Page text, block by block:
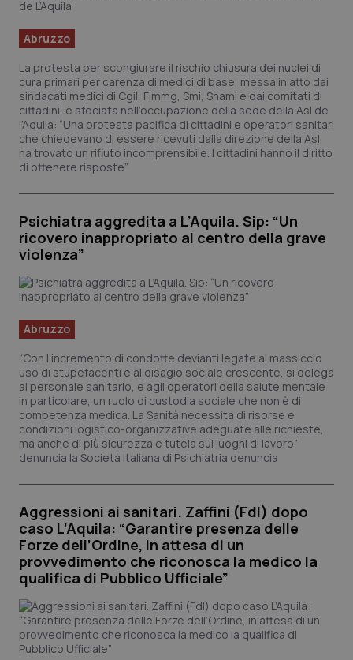
Abruzzo
La protesta per scongiurare il rischio chiusura dei nuclei di
cura primari per carenza di medici di base, messa in atto dai
sindacati medici di Cgil, Fimmg, Smi, Snami e dai comitati di
cittadini, è sfociata nell’occupazione della sede della Asl de
l’Aquila: “Una protesta pacifica di cittadini e operatori sanitari
che chiedevano di essere ricevuti dalla direzione della Asl
ha trovato un rifiuto incomprensibile. I cittadini hanno il diritto
di ottenere risposte”
Psichiatra aggredita a L’Aquila. Sip: “Un
ricovero inappropriato al centro della grave
violenza”
Abruzzo
“Con l’incremento di condotte devianti legate al massiccio
uso di stupefacenti e al disagio sociale crescente, si delega
al personale sanitario, e agli operatori della salute mentale
in particolare, un ruolo di custodia sociale che non è di
competenza medica. La Sanità necessita di risorse e
condizioni logistico-organizzative adeguate alle richieste,
ma anche di più sicurezza e tutela sui luoghi di lavoro”
denuncia la Società Italiana di Psichiatria denuncia
Aggressioni ai sanitari. Zaffini (FdI) dopo
caso L’Aquila: “Garantire presenza delle
Forze dell’Ordine, in attesa di un
provvedimento che riconosca la medico la
qualifica di Pubblico Ufficiale”